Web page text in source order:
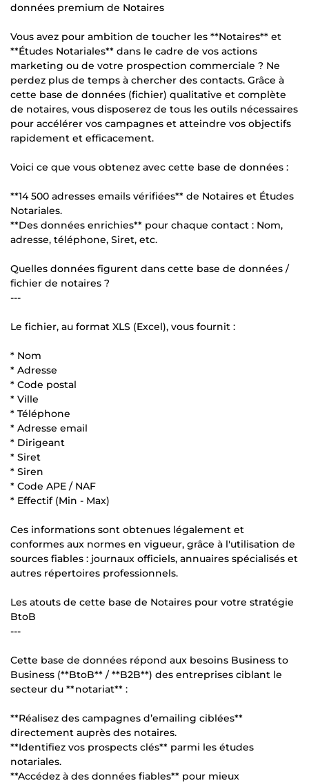
données premium de Notaires
Vous avez pour ambition de toucher les **Notaires** et
**Études Notariales** dans le cadre de vos actions
marketing ou de votre prospection commerciale ? Ne
perdez plus de temps à chercher des contacts. Grâce à
cette base de données (fichier) qualitative et complète
de notaires, vous disposerez de tous les outils nécessaires
pour accélérer vos campagnes et atteindre vos objectifs
rapidement et efficacement.
Voici ce que vous obtenez avec cette base de données :
**14 500 adresses emails vérifiées** de Notaires et Études
Notariales.
**Des données enrichies** pour chaque contact : Nom,
adresse, téléphone, Siret, etc.
Quelles données figurent dans cette base de données /
fichier de notaires ?
---
Le fichier, au format XLS (Excel), vous fournit :
* Nom
* Adresse
* Code postal
* Ville
* Téléphone
* Adresse email
* Dirigeant
* Siret
* Siren
* Code APE / NAF
* Effectif (Min - Max)
Ces informations sont obtenues légalement et
conformes aux normes en vigueur, grâce à l'utilisation de
sources fiables : journaux officiels, annuaires spécialisés et
autres répertoires professionnels.
Les atouts de cette base de Notaires pour votre stratégie
BtoB
---
Cette base de données répond aux besoins Business to
Business (**BtoB** / **B2B**) des entreprises ciblant le
secteur du **notariat** :
**Réalisez des campagnes d’emailing ciblées**
directement auprès des notaires.
**Identifiez vos prospects clés** parmi les études
notariales.
**Accédez à des données fiables** pour mieux